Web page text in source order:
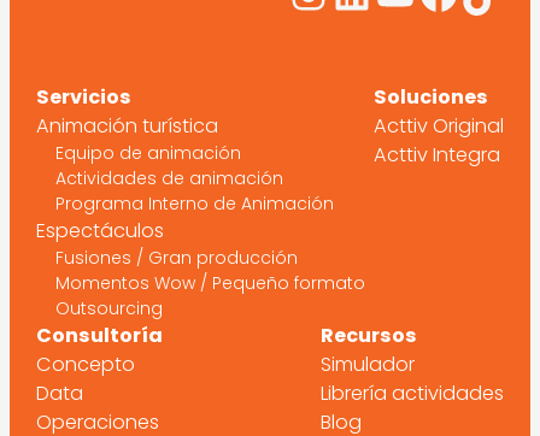
Servicios
Animación turística
Equipo de animación
Actividades de animación
Programa Interno de Animación
Espectáculos
Fusiones / Gran producción
Momentos Wow / Pequeño formato
Outsourcing
Soluciones
Acttiv Original
Acttiv Integra
Consultoría
Concepto
Data
Operaciones
Recursos
Simulador
Librería actividades
Blog